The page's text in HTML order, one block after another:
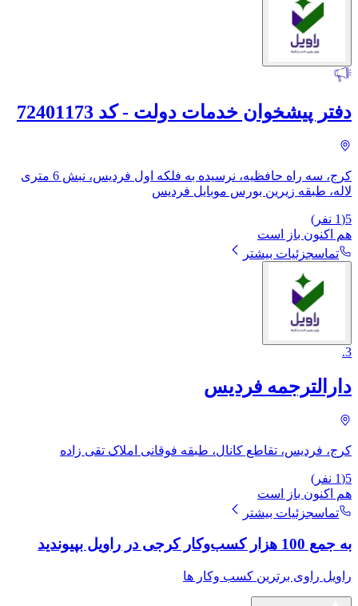
دفتر پیشخوان خدمات دولت - کد 72401173
کرج، سه راه حافظیه، نرسیده به فلکه اول فردیس، نبش 6 متری
لاله، طبقه زیرین بورس موبایل فردیس
5
(
1 نفر)
هم اکنون باز است
تماسجزئیات بیشتر
3
.
دارالترجمه فردیس
کرج، فردیس، تقاطع کانال، طبقه فوقانی املاک تقی زاده
5
(
1 نفر)
هم اکنون باز است
تماسجزئیات بیشتر
به جمع 100 هزار کسب‌وکار کرجی در راویل بپیوندید
راویل راوی برترین کسب وکار ها